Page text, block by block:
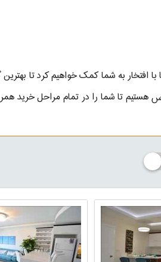
افتخار به شما کمک خواهیم کرد تا بهترین
هستیم تا شما را در تمام مراحل خرید